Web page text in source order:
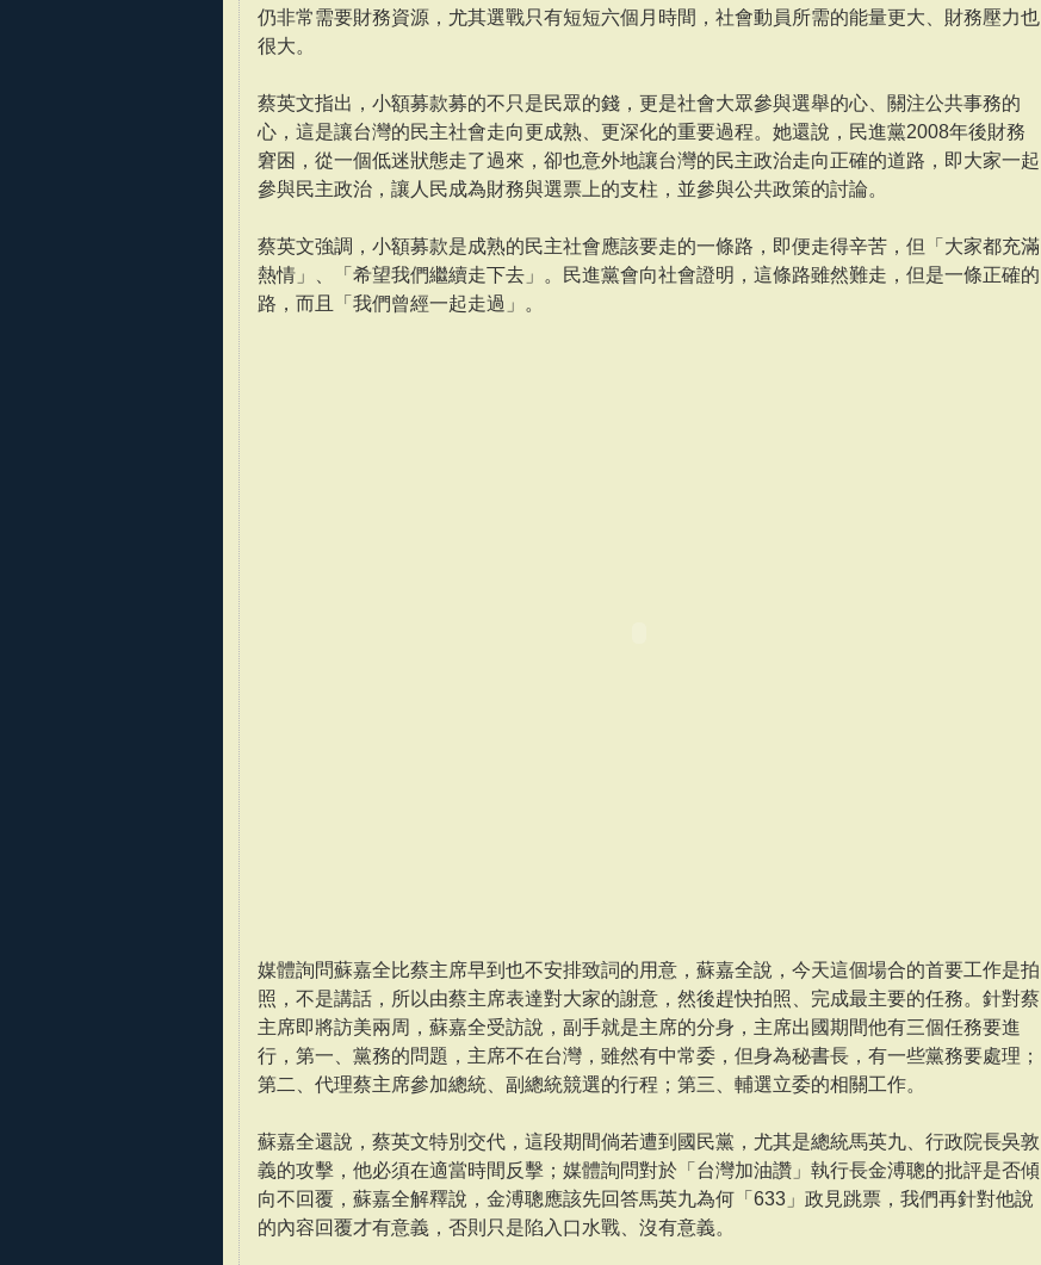
仍非常需要財務資源，尤其選戰只有短短六個月時間，社會動員所需的能量更大、財務壓力也
很大。
蔡英文指出，小額募款募的不只是民眾的錢，更是社會大眾參與選舉的心、關注公共事務的
心，這是讓台灣的民主社會走向更成熟、更深化的重要過程。她還說，民進黨2008年後財務
窘困，從一個低迷狀態走了過來，卻也意外地讓台灣的民主政治走向正確的道路，即大家一起
參與民主政治，讓人民成為財務與選票上的支柱，並參與公共政策的討論。
蔡英文強調，小額募款是成熟的民主社會應該要走的一條路，即便走得辛苦，但「大家都充滿
熱情」、「希望我們繼續走下去」。民進黨會向社會證明，這條路雖然難走，但是一條正確的
路，而且「我們曾經一起走過」。
媒體詢問蘇嘉全比蔡主席早到也不安排致詞的用意，蘇嘉全說，今天這個場合的首要工作是拍
照，不是講話，所以由蔡主席表達對大家的謝意，然後趕快拍照、完成最主要的任務。針對蔡
主席即將訪美兩周，蘇嘉全受訪說，副手就是主席的分身，主席出國期間他有三個任務要進
行，第一、黨務的問題，主席不在台灣，雖然有中常委，但身為秘書長，有一些黨務要處理；
第二、代理蔡主席參加總統、副總統競選的行程；第三、輔選立委的相關工作。
蘇嘉全還說，蔡英文特別交代，這段期間倘若遭到國民黨，尤其是總統馬英九、行政院長吳敦
義的攻擊，他必須在適當時間反擊；媒體詢問對於「台灣加油讚」執行長金溥聰的批評是否傾
向不回覆，蘇嘉全解釋說，金溥聰應該先回答馬英九為何「633」政見跳票，我們再針對他說
的內容回覆才有意義，否則只是陷入口水戰、沒有意義。